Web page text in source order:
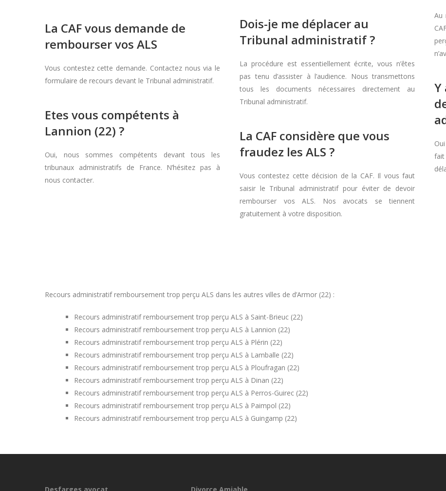
La CAF vous demande de
rembourser vos ALS
Vous contestez cette demande. Contactez nous via le
formulaire de recours devant le Tribunal administratif.
Etes vous compétents à
Lannion (22) ?
Oui, nous sommes compétents devant tous les
tribunaux administratifs de France. N’hésitez pas à
nous contacter.
Dois-je me déplacer au
Tribunal administratif ?
La procédure est essentiellement écrite, vous n’êtes
pas tenu d’assister à l’audience. Nous transmettons
tous les documents nécessaires directement au
Tribunal administratif.
La CAF considère que vous
fraudez les ALS ?
Vous contestez cette décision de la CAF. Il vous faut
saisir le Tribunal administratif pour éviter de devoir
rembourser vos ALS. Nos avocats se tiennent
gratuitement à votre disposition.
Au
Y
fait
Recours administratif remboursement trop perçu ALS dans les autres villes de d’Armor (22) :
Recours administratif remboursement trop perçu ALS à Saint-Brieuc (22)
Recours administratif remboursement trop perçu ALS à Lannion (22)
Recours administratif remboursement trop perçu ALS à Plérin (22)
Recours administratif remboursement trop perçu ALS à Lamballe (22)
Recours administratif remboursement trop perçu ALS à Ploufragan (22)
Recours administratif remboursement trop perçu ALS à Dinan (22)
Recours administratif remboursement trop perçu ALS à Perros-Guirec (22)
Recours administratif remboursement trop perçu ALS à Paimpol (22)
Recours administratif remboursement trop perçu ALS à Guingamp (22)